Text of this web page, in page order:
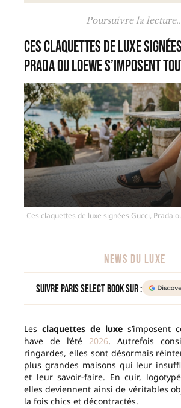
Poursuivre la
Ces claquettes de luxe
Prada ou Loewe s’imposent
Ces claquettes de luxe signées Gucci, Prada
NEWS DU LUXE
Suivre Paris Select Book sur :
Les claquettes de luxe s’imposent
have de l’été 2026. Autrefois
ringardes, elles sont désormais
plus grandes maisons qui leur
et leur savoir-faire. En cuir,
elles deviennent ainsi de véritables
la fois chics et décontractés.